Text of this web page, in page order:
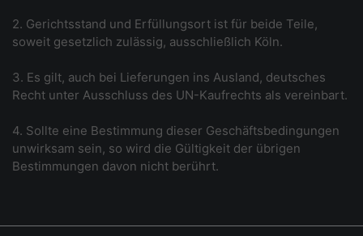
2. Gerichtsstand und Erfüllungsort ist für beide Teile,
soweit gesetzlich zulässig, ausschließlich Köln.
3. Es gilt, auch bei Lieferungen ins Ausland, deutsches
Recht unter Ausschluss des UN-Kaufrechts als vereinbart.
4. Sollte eine Bestimmung dieser Geschäftsbedingungen
unwirksam sein, so wird die Gültigkeit der übrigen
Bestimmungen davon nicht berührt.